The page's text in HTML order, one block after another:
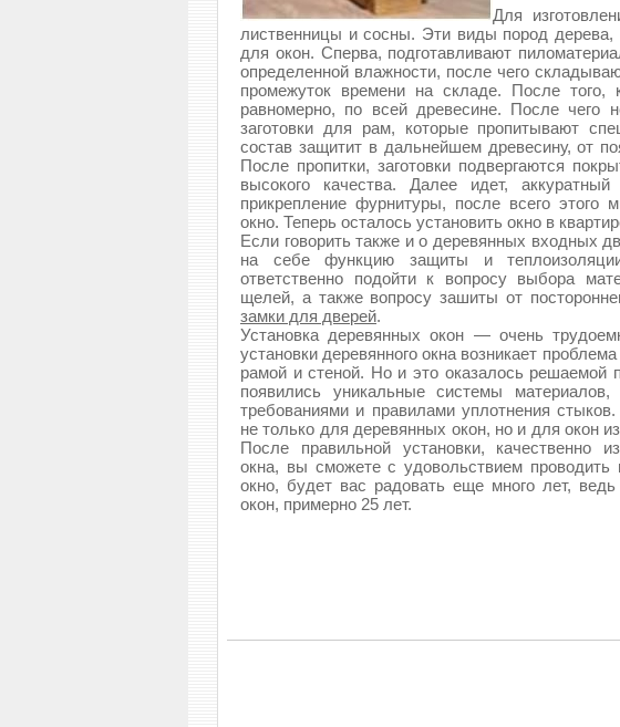
Для
лиственницы и сосны. Эти виды пород
для окон. Сперва, подготавливают
определенной влажности, после чего
промежуток времени на складе. После того,
равномерно, по всей древесине. После чего
заготовки для рам, которые пропитывают
состав защитит в дальнейшем древесину, от
После пропитки, заготовки подвергаются
высокого качества. Далее идет,
прикрепление фурнитуры, после всего этого
окно. Теперь осталось установить окно в
Если говорить также и о деревянных входных
на себе функцию защиты и
ответственно подойти к вопросу выбора
щелей, а также вопросу зашиты от
замки для дверей.
Установка деревянных окон — очень
установки деревянного окна возникает
рамой и стеной. Но и это оказалось решаемой
появились уникальные системы
требованиями и правилами уплотнения
не только для деревянных окон, но и для окон
После правильной установки, качественно
окна, вы сможете с удовольствием
окно, будет вас радовать еще много лет,
окон, примерно 25 лет.